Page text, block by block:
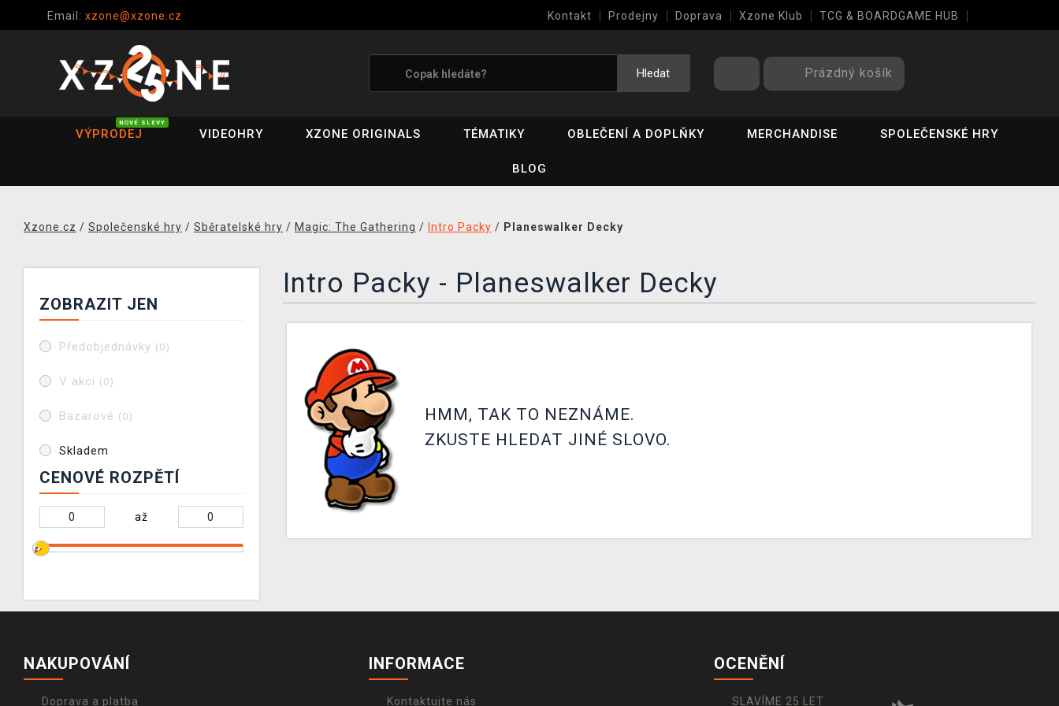
Email: xzone@xzone.cz Kontakt Prodejny Doprava Xzone Klub TCG & BOARDGAME HUB
Hledat Prázdný košík
VÝPRODEJ
NOVÉ SLEVY
VIDEOHRY XZONE ORIGINALS TÉMATIKY OBLEČENÍ A DOPLŇKY MERCHANDISE SPOLEČENSKÉ HRY
BLOG
Xzone.cz / Společenské hry / Sběratelské hry / Magic: The Gathering / Intro Packy / Planeswalker Decky
ZOBRAZIT JEN
Předobjednávky (0)
V akci (0)
Bazarové (0)
Skladem
CENOVÉ ROZPĚTÍ
až
Intro Packy - Planeswalker Decky
HMM, TAK TO NEZNÁME.
ZKUSTE HLEDAT JINÉ SLOVO.
NAKUPOVÁNÍ
Doprava a platba
INFORMACE
Kontaktujte nás
OCENĚNÍ
SLAVÍME 25 LET